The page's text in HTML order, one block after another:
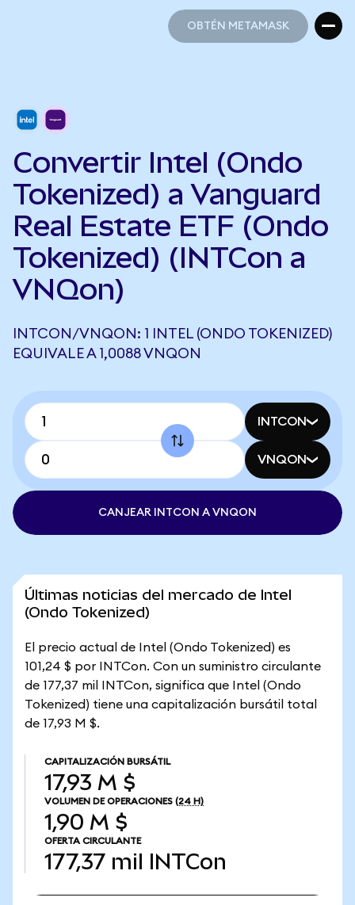
OBTÉN METAMASK
Convertir Intel (Ondo
Tokenized) a Vanguard
Real Estate ETF (Ondo
Tokenized) (INTCon a
VNQon)
INTCON/VNQON: 1 INTEL (ONDO TOKENIZED)
EQUIVALE A 1,0088 VNQON
INTCON
VNQON
CANJEAR INTCON A VNQON
Últimas noticias del mercado de Intel
(Ondo Tokenized)
El precio actual de Intel (Ondo Tokenized) es
101,24 $ por INTCon. Con un suministro circulante
de 177,37 mil INTCon, significa que Intel (Ondo
Tokenized) tiene una capitalización bursátil total
de 17,93 M $.
CAPITALIZACIÓN BURSÁTIL
17,93 M $
VOLUMEN DE OPERACIONES (24 H)
1,90 M $
OFERTA CIRCULANTE
177,37 mil INTCon